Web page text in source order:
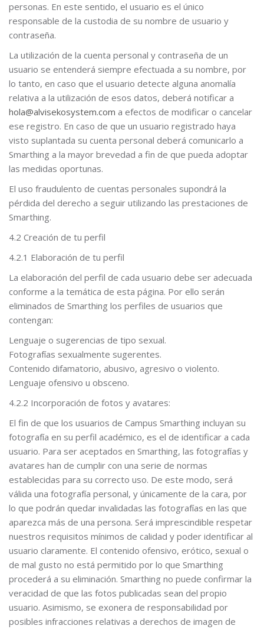
personas. En este sentido, el usuario es el único
responsable de la custodia de su nombre de usuario y
contraseña.
La utilización de la cuenta personal y contraseña de un
usuario se entenderá siempre efectuada a su nombre, por
lo tanto, en caso que el usuario detecte alguna anomalía
relativa a la utilización de esos datos, deberá notificar a
hola@alvisekosystem.com a efectos de modificar o cancelar
ese registro. En caso de que un usuario registrado haya
visto suplantada su cuenta personal deberá comunicarlo a
Smarthing a la mayor brevedad a fin de que pueda adoptar
las medidas oportunas.
El uso fraudulento de cuentas personales supondrá la
pérdida del derecho a seguir utilizando las prestaciones de
Smarthing.
4.2 Creación de tu perfil
4.2.1 Elaboración de tu perfil
La elaboración del perfil de cada usuario debe ser adecuada
conforme a la temática de esta página. Por ello serán
eliminados de Smarthing los perfiles de usuarios que
contengan:
Lenguaje o sugerencias de tipo sexual.
Fotografías sexualmente sugerentes.
Contenido difamatorio, abusivo, agresivo o violento.
Lenguaje ofensivo u obsceno.
4.2.2 Incorporación de fotos y avatares:
El fin de que los usuarios de Campus Smarthing incluyan su
fotografía en su perfil académico, es el de identificar a cada
usuario. Para ser aceptados en Smarthing, las fotografías y
avatares han de cumplir con una serie de normas
establecidas para su correcto uso. De este modo, será
válida una fotografía personal, y únicamente de la cara, por
lo que podrán quedar invalidadas las fotografías en las que
aparezca más de una persona. Será imprescindible respetar
nuestros requisitos mínimos de calidad y poder identificar al
usuario claramente. El contenido ofensivo, erótico, sexual o
de mal gusto no está permitido por lo que Smarthing
procederá a su eliminación. Smarthing no puede confirmar la
veracidad de que las fotos publicadas sean del propio
usuario. Asimismo, se exonera de responsabilidad por
posibles infracciones relativas a derechos de imagen de